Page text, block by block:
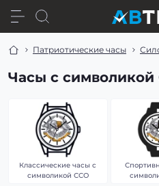
Патриотические часы
Часы с
Классические часы с
символикой ССО